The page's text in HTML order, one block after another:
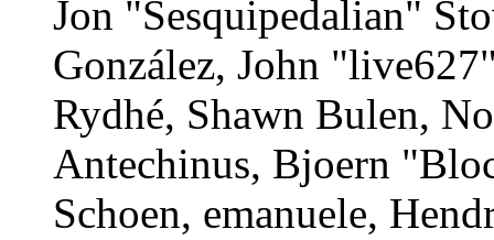
Jon "Sesquipedalian"
González, John
Rydhé, Shawn Bulen,
Antechinus, Bjoern
Schoen, emanuele,